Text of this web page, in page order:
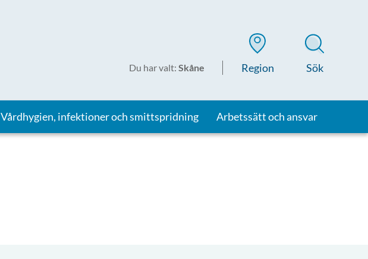
Du har valt: Skåne Region Sök
Vårdhygien, infektioner och smittspridning Arbetssätt och ansvar